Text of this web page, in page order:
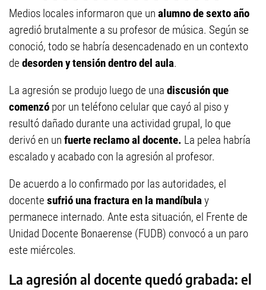
Medios locales informaron que un alumno de sexto año
agredió brutalmente a su profesor de música. Según se
conoció, todo se habría desencadenado en un contexto
de desorden y tensión dentro del aula.
La agresión se produjo luego de una discusión que
comenzó por un teléfono celular que cayó al piso y
resultó dañado durante una actividad grupal, lo que
derivó en un fuerte reclamo al docente. La pelea habría
escalado y acabado con la agresión al profesor.
De acuerdo a lo confirmado por las autoridades, el
docente sufrió una fractura en la mandíbulay
permanece internado. Ante esta situación, el Frente de
Unidad Docente Bonaerense (FUDB) convocó a un paro
este miércoles.
La agresión al docente quedó grabada: el